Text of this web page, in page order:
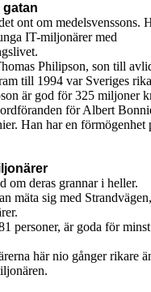
gatan
ont om medelsvenssons.
IT-miljonärer med
Philipson, son till
till 1994 var Sveriges
är god för 325 miljoner
för Albert
Han har en förmögenhet
om deras grannar i heller.
mäta sig med Strandvägen,
personer, är goda för
här nio gånger rikare